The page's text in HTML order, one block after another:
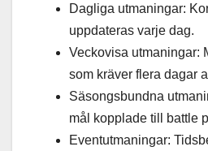
Dagliga utmaningar:
uppdateras varje dag.
Veckovisa utmaningar:
som kräver flera dagar
Säsongsbundna
mål kopplade till battle
Eventutmaningar: